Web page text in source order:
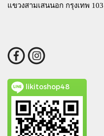
แขวงสามเสนนอก กรุงเทพ
likitoshop48